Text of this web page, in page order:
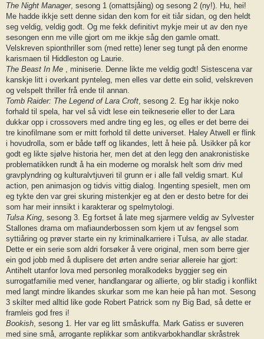
The Night Manager, sesong 1 (omattsjåing) og sesong 2 (ny!). Hu, hei!
Me hadde ikkje sett denne sidan den kom for eit tiår sidan, og den heldt
seg veldig, veldig godt. Og me fekk definitivt mykje meir ut av den nye
sesongen enn me ville gjort om me ikkje såg den gamle omatt.
Velskreven spionthriller som (med rette) lener seg tungt på den enorme
karismaen til Hiddleston og Laurie.
The Beast In Me
, miniserie. Denne likte me veldig godt! Sistescena var
kanskje litt i overkant pynteleg, men elles var dette ein solid, velskreven
og velspelt thriller frå ende til annan.
Tomb Raider: The Legend of Lara Croft , sesong 2. Eg har ikkje noko
forhald til spela, har vel så vidt lese ein teikneserie eller to der Lara
dukkar opp i crossovers med andre ting eg les, og elles er det berre dei
tre kinofilmane som er mitt forhold til dette universet. Haley Atwell er flink
i hovudrolla, som er både tøff og likandes, lett å heie på. Usikker på kor
godt eg likte sjølve historia her, men det at den legg den anakronistiske
problematikken rundt å ha ein moderne og moralsk helt som driv med
gravplyndring og kulturalvtjuveri til grunn er i alle fall veldig smart. Kul
action, pen animasjon og tidvis vittig dialog. Ingenting spesielt, men om
eg tykte den var grei skuring mistenkjer eg at den er desto betre for dei
som har meir innsikt i karakterar og spelmytologi.
Tulsa King , sesong 3. Eg fortset å late meg sjarmere veldig av Sylvester
Stallones drama om mafiaunderbossen som kjem ut av fengsel som
syttiåring og prøver starte ein ny kriminalkarriere i Tulsa, av alle stadar.
Dette er ein serie som aldri forsøker å vere original, men som berre gjer
ein god jobb med å duplisere det ørten andre seriar allereie har gjort:
Antihelt utanfor lova med personleg moralkodeks byggjer seg ein
surrogatfamilie med vener, handlangarar og allierte, og blir stadig i konflikt
med langt mindre likandes skurkar som me kan heie på han mot. Sesong
3 skilter med alltid like gode Robert Patrick som ny Big Bad, så dette er
framleis god fres i!
Bookish , sesong 1. Her var eg litt småskuffa. Mark Gatiss er suveren
med sine små, arrogante replikkar som antikvarbokhandlar skråstrek